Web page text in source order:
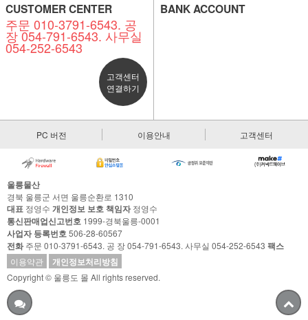
CUSTOMER CENTER
주문 010-3791-6543. 공
장 054-791-6543. 사무실
054-252-6543
고객센터
연결하기
BANK ACCOUNT
PC 버전 이용안내 고객센터
울릉물산
경북 울릉군 서면 울릉순환로 1310
대표 정영수 개인정보 보호 책임자정영수
통신판매업신고번호 1999-경북울릉-0001
사업자 등록번호506-28-60567
전화주문 010-3791-6543. 공 장 054-791-6543. 사무실 054-252-6543 팩스
이용약관 개인정보처리방침
Copyright © 울릉도 몰 All rights reserved.